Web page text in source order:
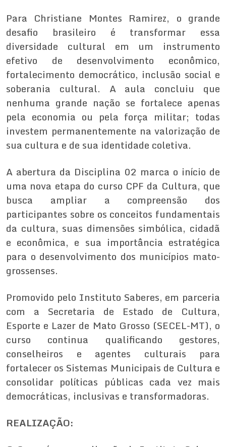
Para Christiane Montes Ramirez, o grande
desafio brasileiro é transformar essa
diversidade cultural em um instrumento
efetivo de desenvolvimento econômico,
fortalecimento democrático, inclusão social e
soberania cultural. A aula concluiu que
nenhuma grande nação se fortalece apenas
pela economia ou pela força militar; todas
investem permanentemente na valorização de
sua cultura e de sua identidade coletiva.
A abertura da Disciplina 02 marca o início de
uma nova etapa do curso CPF da Cultura, que
busca ampliar a compreensão dos
participantes sobre os conceitos fundamentais
da cultura, suas dimensões simbólica, cidadã
e econômica, e sua importância estratégica
para o desenvolvimento dos municípios mato-
grossenses.
Promovido pelo Instituto Saberes, em parceria
com a Secretaria de Estado de Cultura,
Esporte e Lazer de Mato Grosso (SECEL-MT), o
curso continua qualificando gestores,
conselheiros e agentes culturais para
fortalecer os Sistemas Municipais de Cultura e
consolidar políticas públicas cada vez mais
democráticas, inclusivas e transformadoras.
REALIZAÇÃO: